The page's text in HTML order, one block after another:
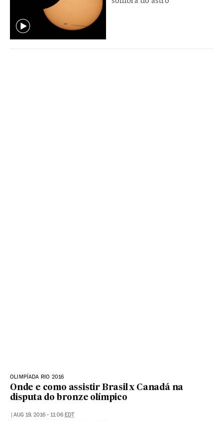
OLIMPÍADA RIO 2016
Onde e como assistir Brasil x Canadá na
disputa do bronze olímpico
AUG 19, 2016 - 11:06 EDT